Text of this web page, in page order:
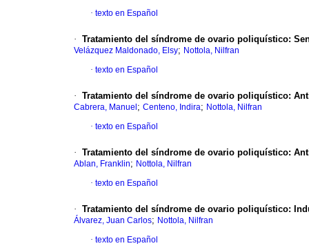
· texto en Español
· Tratamiento del síndrome de ovario poliquístico:
Velázquez Maldonado, Elsy; Nottola, Nilfran
· texto en Español
· Tratamiento del síndrome de ovario poliquístico:
Cabrera, Manuel ; Centeno, Indira; Nottola, Nilfran
· texto en Español
· Tratamiento del síndrome de ovario poliquístico:
Ablan, Franklin; Nottola, Nilfran
· texto en Español
· Tratamiento del síndrome de ovario poliquístico:
Álvarez, Juan Carlos; Nottola, Nilfran
· texto en Español